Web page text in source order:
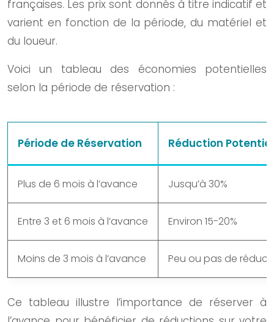
françaises. Les prix sont donnés à titre indicatif et
varient en fonction de la période, du matériel et
du loueur.
Voici un tableau des économies potentielles
selon la période de réservation :
Période de Réservation Réduction
Plus de 6 mois à l’avance Jusqu’à 30%
Entre 3 et 6 mois à l’avance Environ 15-20%
Moins de 3 mois à l’avance Peu ou pas de
Ce tableau illustre l’importance de réserver à